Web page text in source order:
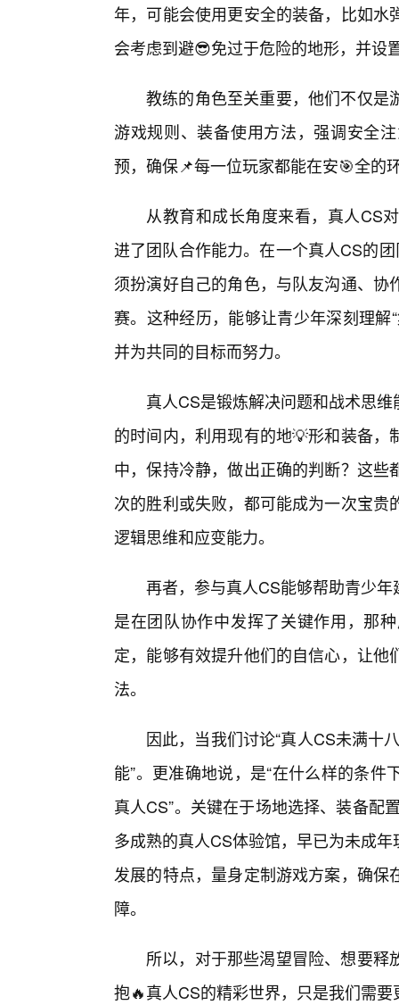
年，可能会使用更安全的装备，比如
会考虑到避😎免过于危险的地形，并设
教练的角色至关重要，他们不仅是
游戏规则、装备使用方法，强调安全
预，确保📌每一位玩家都能在安🎯全的
从教育和成长角度来看，真人CS
进了团队合作能力。在一个真人CS的
须扮演好自己的角色，与队友沟通、
赛。这种经历，能够让青少年深刻理
并为共同的目标而努力。
真人CS是锻炼解决问题和战术思
的时间内，利用现有的地💡形和装备
中，保持冷静，做出正确的判断？这
次的胜利或失败，都可能成为一次宝
逻辑思维和应变能力。
再者，参与真人CS能够帮助青少
是在团队协作中发挥了关键作用，那
定，能够有效提升他们的自信心，让
法。
因此，当我们讨论“真人CS未满十
能”。更准确地说，是“在什么样的条
真人CS”。关键在于场地选择、装备配
多成熟的真人CS体验馆，早已为未成
发展的特点，量身定制游戏方案，确
障。
所以，对于那些渴望冒险、想要
抱🔥真人CS的精彩世界，只是我们需